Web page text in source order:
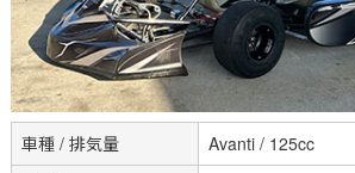
車種 / 排気量
Avanti / 125cc